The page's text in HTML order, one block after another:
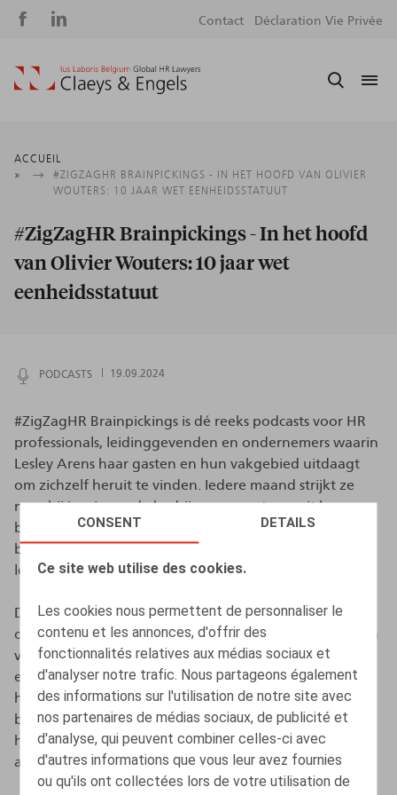
CONSENT DETAILS
Ce site web utilise des cookies.
Les cookies nous permettent de personnaliser le
contenu et les annonces, d'offrir des
fonctionnalités relatives aux médias sociaux et
d'analyser notre trafic. Nous partageons également
des informations sur l'utilisation de notre site avec
nos partenaires de médias sociaux, de publicité et
d'analyse, qui peuvent combiner celles-ci avec
d'autres informations que vous leur avez fournies
ou qu'ils ont collectées lors de votre utilisation de
Social
Contact Déclaration Vie Privée
Fil
d'Ariane
ACCUEIL
#ZIGZAGHR BRAINPICKINGS - IN HET HOOFD VAN OLIVIER
WOUTERS: 10 JAAR WET EENHEIDSSTATUUT
#ZigZagHR Brainpickings - In het hoofd
van Olivier Wouters: 10 jaar wet
eenheidsstatuut
PODCASTS 19.09.2024
#ZigZagHR Brainpickings is dé reeks podcasts voor HR
professionals, leidinggevenden en ondernemers waarin
Lesley Arens haar gasten en hun vakgebied uitdaagt
om zichzelf heruit te vinden. Iedere maand strijkt ze
neer bij inspirerende bedrijven en partners uit haar
brede HR community en gaat ze in gesprek met
boeiende HR professionals, onderzoekers en thought
leaders.
Deze maand kroop Lesley in het hoofd van
onze vennoot en Managing Partner Olivier Wouters, en
voerden ze een gesprek over 10 jaar wet
eenheidsstatuut. Deze wet, die een einde maakte aan
het onderscheid tussen arbeiders en bedienden met
betrekking tot ontslag, is een herschrijving en
herschikking van de wet van 3 juli 1978 betreffende de
arbeidsovereenkomsten.